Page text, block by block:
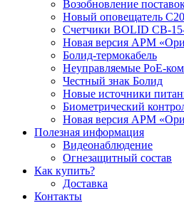
Возобновление
Новый оповещатель
Счетчики BOLID СВ-
Новая версия АРМ
Болид-термокабель
Неуправляемые PoE-
Честный знак Болид
Новые источники
Биометрический
Новая версия АРМ
Полезная информация
Видеонаблюдение
Огнезащитный состав
Как купить?
Доставка
Контакты